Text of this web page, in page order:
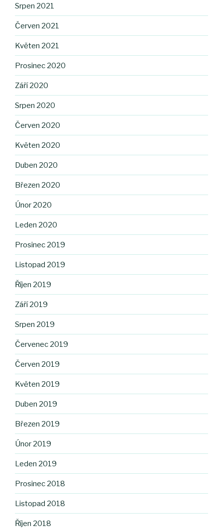
Srpen 2021
Červen 2021
Květen 2021
Prosinec 2020
Září 2020
Srpen 2020
Červen 2020
Květen 2020
Duben 2020
Březen 2020
Únor 2020
Leden 2020
Prosinec 2019
Listopad 2019
Říjen 2019
Září 2019
Srpen 2019
Červenec 2019
Červen 2019
Květen 2019
Duben 2019
Březen 2019
Únor 2019
Leden 2019
Prosinec 2018
Listopad 2018
Říjen 2018